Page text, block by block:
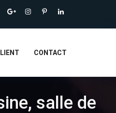
CONTACT
salle de